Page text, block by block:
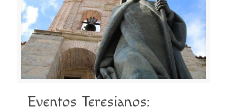
Eventos Teresianos: